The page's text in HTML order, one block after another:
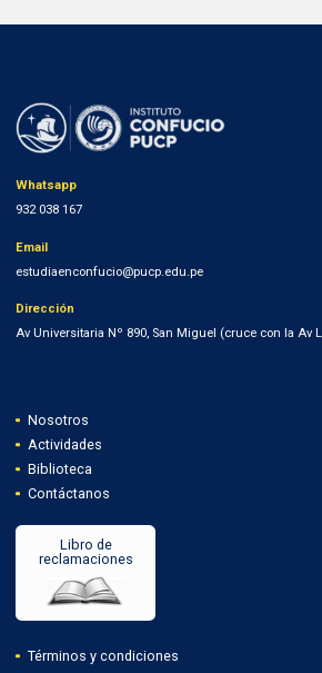
Whatsapp
932 038 167
Email
estudiaenconfucio@pucp.edu.pe
Dirección
Av Universitaria Nº 890, San Miguel (cruce con la Av
Nosotros
Actividades
Biblioteca
Contáctanos
Libro de
reclamaciones
Términos y condiciones